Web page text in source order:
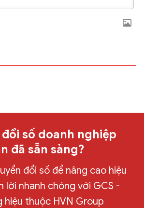
số doanh nghiệp
đã sẵn sàng?
đổi số để nâng cao hiệu
lời nhanh chóng với GCS -
hiệu thuộc HVN Group